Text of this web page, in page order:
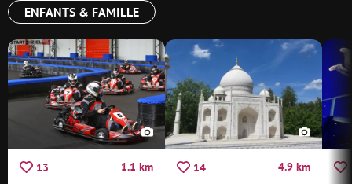
ENFANTS & FAMILLE
13 1.1 km 14 4.9 km